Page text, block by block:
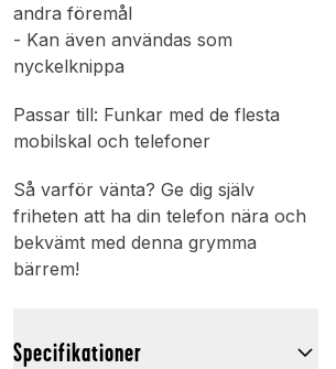
andra föremål
- Kan även användas som
nyckelknippa
Passar till: Funkar med de flesta
mobilskal och telefoner
Så varför vänta? Ge dig själv
friheten att ha din telefon nära och
bekvämt med denna grymma
bärrem!
Specifikationer